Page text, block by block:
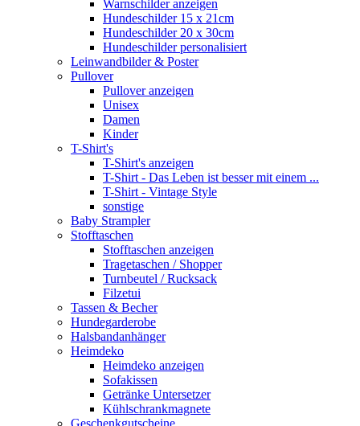
Warnschilder anzeigen
Hundeschilder 15 x 21cm
Hundeschilder 20 x 30cm
Hundeschilder personalisiert
Leinwandbilder & Poster
Pullover
Pullover anzeigen
Unisex
Damen
Kinder
T-Shirt's
T-Shirt's anzeigen
T-Shirt - Das Leben ist besser mit einem ...
T-Shirt - Vintage Style
sonstige
Baby Strampler
Stofftaschen
Stofftaschen anzeigen
Tragetaschen / Shopper
Turnbeutel / Rucksack
Filzetui
Tassen & Becher
Hundegarderobe
Halsbandanhänger
Heimdeko
Heimdeko anzeigen
Sofakissen
Getränke Untersetzer
Kühlschrankmagnete
Geschenkgutscheine